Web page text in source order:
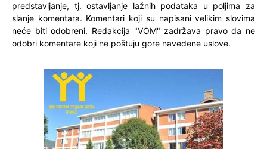
predstavljanje, tj. ostavljanje lažnih podataka u poljima za
slanje komentara. Komentari koji su napisani velikim slovima
neće biti odobreni. Redakcija "VOM" zadržava pravo da ne
odobri komentare koji ne poštuju gore navedene uslove.